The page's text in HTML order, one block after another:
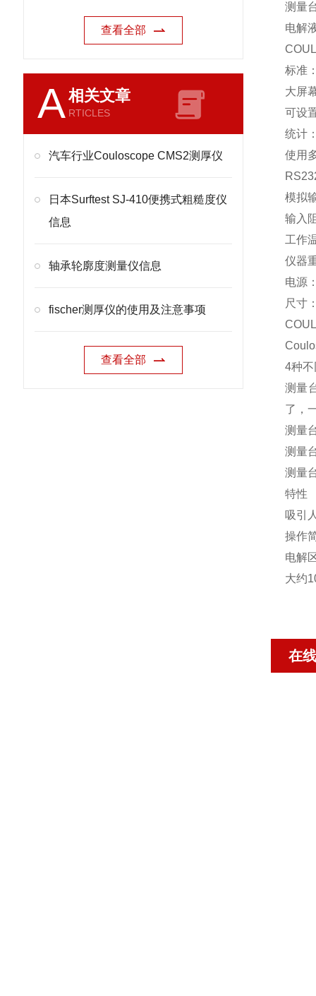
查看全部
A相关文章
RTICLES
汽车行业Couloscope CMS2测厚仪
日本Surftest SJ-410便携式粗糙度仪
信息
轴承轮廓度测量仪信息
fischer测厚仪的使用及注意事项
查看全部
测量
电
标准
大屏
可设
统计
使用
模拟
输入
工作
仪器
电源
尺寸
4种
测量
了，
测量
测量
测量
特性
吸引
操作
电解
大约
在